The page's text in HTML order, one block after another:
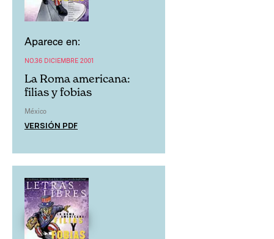
Aparece en:
NO.36 DICIEMBRE 2001
La Roma americana:
filias y fobias
México
VERSIÓN PDF